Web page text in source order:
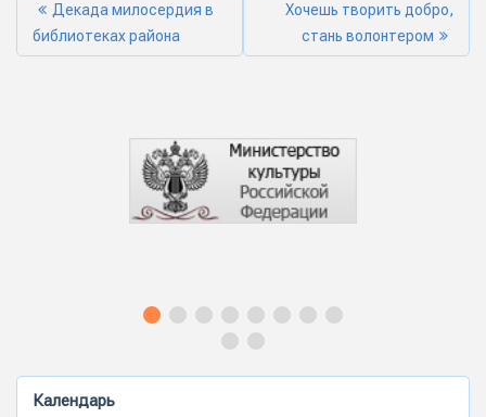
Календарь
Декада милосердия в
библиотеках района
Хочешь творить добро,
стань волонтером